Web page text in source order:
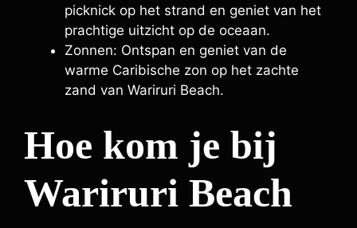
picknick op het strand en geniet van het
prachtige uitzicht op de oceaan.
Zonnen: Ontspan en geniet van de
warme Caribische zon op het zachte
zand van Wariruri Beach.
Hoe kom je bij
Wariruri Beach